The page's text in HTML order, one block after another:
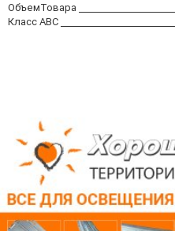
ОбъемТовара
Класс АВС